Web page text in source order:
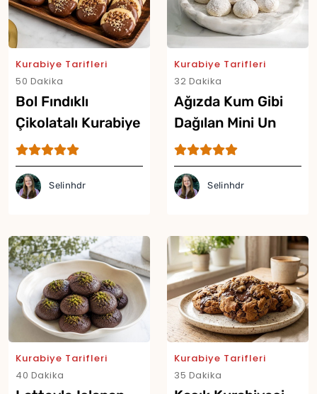
Kurabiye Tarifleri
50 Dakika
Bol Fındıklı
Çikolatalı Kurabiye
Tarifi
Selinhdr
Kurabiye Tarifleri
32 Dakika
Ağızda Kum Gibi
Dağılan Mini Un
Kurabiyesi Tarifi
Selinhdr
Kurabiye Tarifleri
40 Dakika
Kurabiye Tarifleri
35 Dakika